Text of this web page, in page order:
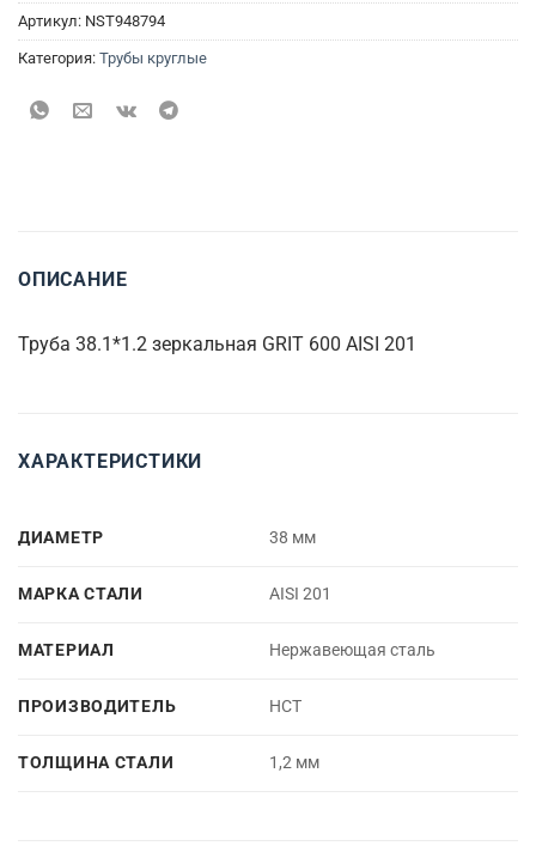
Артикул: NST948794
Категория: Трубы круглые
ОПИСАНИЕ
Труба 38.1*1.2 зеркальная GRIT 600 AISI 201
ХАРАКТЕРИСТИКИ
ДИАМЕТР 38 мм
МАРКА СТАЛИ AISI 201
МАТЕРИАЛ Нержавеющая сталь
ПРОИЗВОДИТЕЛЬ НСТ
ТОЛЩИНА СТАЛИ 1,2 мм